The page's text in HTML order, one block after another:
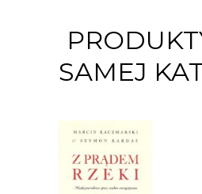
SAMEJ